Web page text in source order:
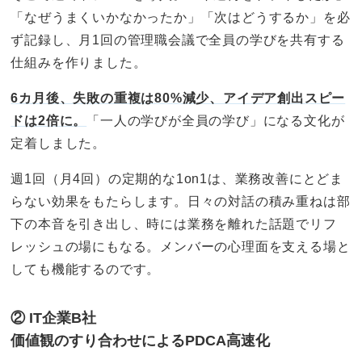
「なぜうまくいかなかったか」「次はどうするか」を必
ず記録し、月1回の管理職会議で全員の学びを共有する
仕組みを作りました。
6カ月後、失敗の重複は80%減少、アイデア創出スピー
ドは2倍に。
「一人の学びが全員の学び」になる文化が
定着しました。
週1回（月4回）の定期的な1on1は、業務改善にとどま
らない効果をもたらします。日々の対話の積み重ねは部
下の本音を引き出し、時には業務を離れた話題でリフ
レッシュの場にもなる。メンバーの心理面を支える場と
しても機能するのです。
② IT企業B社
価値観のすり合わせによるPDCA高速化